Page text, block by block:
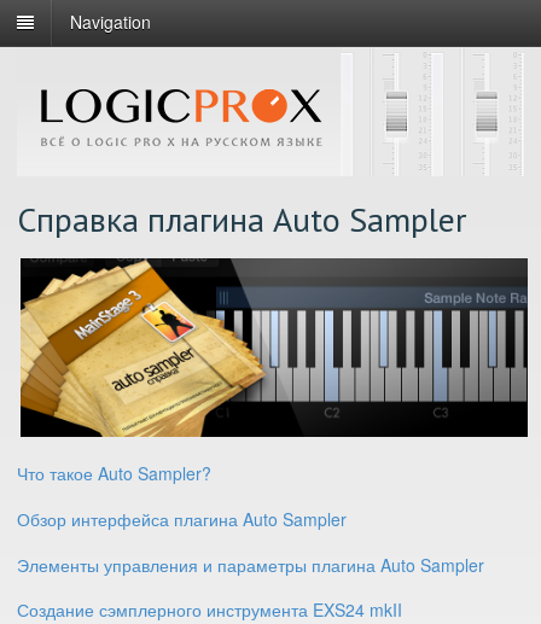
Navigation
Справка плагина Auto Sampler
Что такое Auto Sampler?
Обзор интерфейса плагина Auto Sampler
Элементы управления и параметры плагина Auto Sampler
Создание сэмплерного инструмента EXS24 mkII